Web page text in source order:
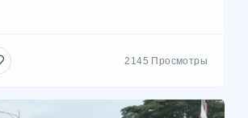
2145 Просмотры